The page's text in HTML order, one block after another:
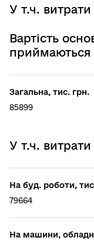
У т.ч. витрати
Вартість
приймаються
Загальна, тис. грн.
85899
У т.ч. витрати
На буд. роботи,
79664
На машини,